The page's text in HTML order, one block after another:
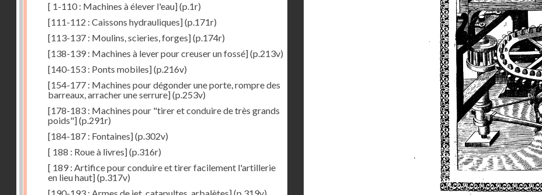
[ 1-110 : Machines à élever l'eau](p.1r)
[111-112 : Caissons hydrauliques](p.171r)
[113-137 : Moulins, scieries, forges](p.174r)
[138-139 : Machines à lever pour creuser un fossé](p.213v)
[140-153 : Ponts mobiles](p.216v)
[154-177 : Machines pour dégonder une porte, rompre des
barreaux, arracher une serrure](p.253v)
[178-183 : Machines pour "tirer et conduire de très grands
poids"](p.291r)
[184-187 : Fontaines](p.302v)
[ 188 : Roue à livres](p.316r)
[ 189 : Artifice pour conduire et tirer facilement l'artillerie
en lieu haut](p.317v)